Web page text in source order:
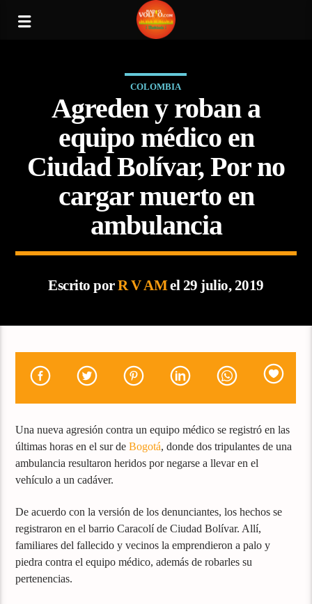
COLOMBIA
Agreden y roban a
equipo médico en
Ciudad Bolívar, Por no
cargar muerto en
ambulancia
Escrito porR V AMel 29 julio, 2019
Una nueva agresión contra un equipo médico se registró en las
últimas horas en el sur deBogotá, donde dos tripulantes de una
ambulancia resultaron heridos por negarse a llevar en el
vehículo a un cadáver.
De acuerdo con la versión de los denunciantes, los hechos se
registraron en el barrio Caracolí de Ciudad Bolívar. Allí,
familiares del fallecido y vecinos la emprendieron a palo y
piedra contra el equipo médico, además de robarles su
pertenencias.